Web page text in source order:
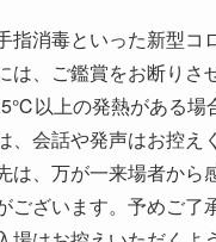
指消毒といった新型
、ご鑑賞をお断りさ
以上の発熱がある場
会話や発声はお控え
は、万が一来場者か
ざいます。予めご了